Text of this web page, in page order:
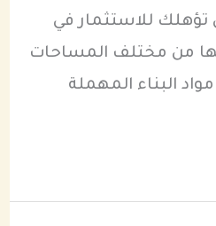
تؤهلك للاستثمار في
من مختلف المساحات
البناء المهملة